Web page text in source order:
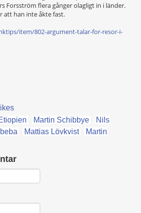
Forsström flera gånger olagligt in i länder.
att han inte åkte fast.
item/802-argument-talar-for-resor-i-
Martin Schibbye
Nils
Mattias Lövkvist
Martin